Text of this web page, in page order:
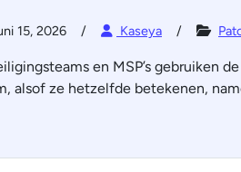
15, 2026 Kaseya
en MSP’s gebruiken
alsof ze hetzelfde betekenen,